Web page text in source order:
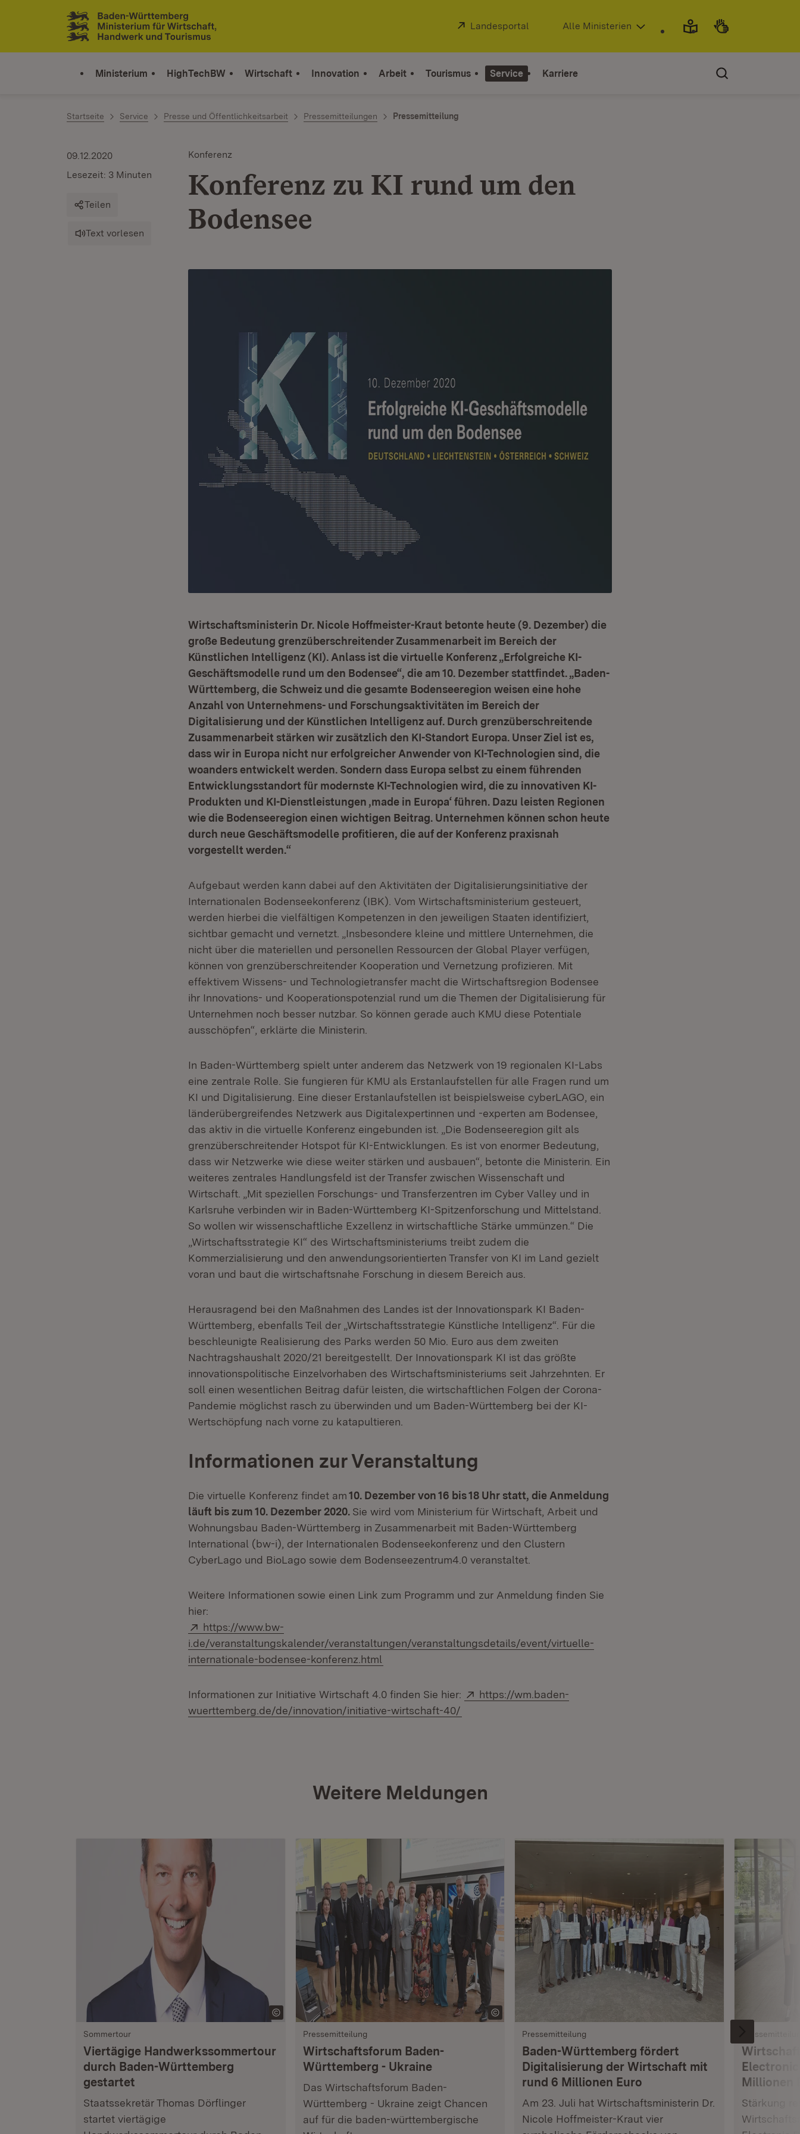
Zum Inhalt springen
Link zur Startseite
Extern:
Landesportal (Öffnet in neuem Fenster)
Alle Ministerien
Ministerium HighTechBW Wirtschaft Innovation Arbeit Tourismus Service Karriere
Startseite Service Presse und Öffentlichkeitsarbeit Pressemitteilungen Pressemitteilung
Konferenz
Konferenz zu KI rund um den
Bodensee
09.12.2020
Lesezeit: 3 Minuten
Teilen
Text vorlesen
Wirtschaftsministerin Dr. Nicole Hoffmeister-Kraut betonte heute (9. Dezember) die
große Bedeutung grenzüberschreitender Zusammenarbeit im Bereich der
Künstlichen Intelligenz (KI). Anlass ist die virtuelle Konferenz „Erfolgreiche KI-
Geschäftsmodelle rund um den Bodensee“, die am 10. Dezember stattfindet. „Baden-
Württemberg, die Schweiz und die gesamte Bodenseeregion weisen eine hohe
Anzahl von Unternehmens- und Forschungsaktivitäten im Bereich der
Digitalisierung und der Künstlichen Intelligenz auf. Durch grenzüberschreitende
Zusammenarbeit stärken wir zusätzlich den KI-Standort Europa. Unser Ziel ist es,
dass wir in Europa nicht nur erfolgreicher Anwender von KI-Technologien sind, die
woanders entwickelt werden. Sondern dass Europa selbst zu einem führenden
Entwicklungsstandort für modernste KI-Technologien wird, die zu innovativen KI-
Produkten und KI-Dienstleistungen ‚made in Europa‘ führen. Dazu leisten Regionen
wie die Bodenseeregion einen wichtigen Beitrag. Unternehmen können schon heute
durch neue Geschäftsmodelle profitieren, die auf der Konferenz praxisnah
vorgestellt werden.“
Aufgebaut werden kann dabei auf den Aktivitäten der Digitalisierungsinitiative der
Internationalen Bodenseekonferenz (IBK). Vom Wirtschaftsministerium gesteuert,
werden hierbei die vielfältigen Kompetenzen in den jeweiligen Staaten identifiziert,
sichtbar gemacht und vernetzt. „Insbesondere kleine und mittlere Unternehmen, die
nicht über die materiellen und personellen Ressourcen der Global Player verfügen,
können von grenzüberschreitender Kooperation und Vernetzung profizieren. Mit
effektivem Wissens- und Technologietransfer macht die Wirtschaftsregion Bodensee
ihr Innovations- und Kooperationspotenzial rund um die Themen der Digitalisierung für
Unternehmen noch besser nutzbar. So können gerade auch KMU diese Potentiale
ausschöpfen“, erklärte die Ministerin.
In Baden-Württemberg spielt unter anderem das Netzwerk von 19 regionalen KI-Labs
eine zentrale Rolle. Sie fungieren für KMU als Erstanlaufstellen für alle Fragen rund um
KI und Digitalisierung. Eine dieser Erstanlaufstellen ist beispielsweise cyberLAGO, ein
länderübergreifendes Netzwerk aus Digitalexpertinnen und -experten am Bodensee,
das aktiv in die virtuelle Konferenz eingebunden ist. „Die Bodenseeregion gilt als
grenzüberschreitender Hotspot für KI-Entwicklungen. Es ist von enormer Bedeutung,
dass wir Netzwerke wie diese weiter stärken und ausbauen“, betonte die Ministerin. Ein
weiteres zentrales Handlungsfeld ist der Transfer zwischen Wissenschaft und
Wirtschaft. „Mit speziellen Forschungs- und Transferzentren im Cyber Valley und in
Karlsruhe verbinden wir in Baden-Württemberg KI-Spitzenforschung und Mittelstand.
So wollen wir wissenschaftliche Exzellenz in wirtschaftliche Stärke ummünzen.“ Die
„Wirtschaftsstrategie KI“ des Wirtschaftsministeriums treibt zudem die
Kommerzialisierung und den anwendungsorientierten Transfer von KI im Land gezielt
voran und baut die wirtschaftsnahe Forschung in diesem Bereich aus.
Herausragend bei den Maßnahmen des Landes ist der Innovationspark KI Baden-
Württemberg, ebenfalls Teil der „Wirtschaftsstrategie Künstliche Intelligenz“. Für die
beschleunigte Realisierung des Parks werden 50 Mio. Euro aus dem zweiten
Nachtragshaushalt 2020/21 bereitgestellt. Der Innovationspark KI ist das größte
innovationspolitische Einzelvorhaben des Wirtschaftsministeriums seit Jahrzehnten. Er
soll einen wesentlichen Beitrag dafür leisten, die wirtschaftlichen Folgen der Corona-
Pandemie möglichst rasch zu überwinden und um Baden-Württemberg bei der KI-
Wertschöpfung nach vorne zu katapultieren.
Informationen zur Veranstaltung
Die virtuelle Konferenz findet am10. Dezember von 16 bis 18 Uhr statt, die Anmeldung
läuft bis zum 10. Dezember 2020. Sie wird vom Ministerium für Wirtschaft, Arbeit und
Wohnungsbau Baden-Württemberg in Zusammenarbeit mit Baden-Württemberg
International (bw-i), der Internationalen Bodenseekonferenz und den Clustern
CyberLago und BioLago sowie dem Bodenseezentrum4.0 veranstaltet.
Weitere Informationen sowie einen Link zum Programm und zur Anmeldung finden Sie
hier:
Extern:
https://www.bw-
i.de/veranstaltungskalender/veranstaltungen/veranstaltungsdetails/event/virtuelle-
internationale-bodensee-konferenz.html
Informationen zur Initiative Wirtschaft 4.0 finden Sie hier: Extern:
https://wm.baden-
wuerttemberg.de/de/innovation/initiative-wirtschaft-40/
Weitere Meldungen
Sommertour
Viertägige Handwerkssommertour
durch Baden-Württemberg
gestartet
Staatssekretär Thomas Dörflinger
startet viertägige
Pressemitteilung
Wirtschaftsforum Baden-
Württemberg - Ukraine
Das Wirtschaftsforum Baden-
Württemberg - Ukraine zeigt Chancen
auf für die baden-württembergische
Pressemitteilung
Baden-Württemberg fördert
Digitalisierung der Wirtschaft mit
rund 6 Millionen Euro
Am 23. Juli hat Wirtschaftsministerin Dr.
Nicole Hoffmeister-Kraut vier
Millionen
Stärkung